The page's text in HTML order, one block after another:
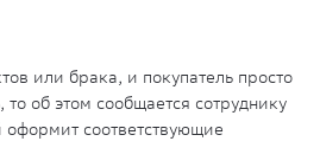
или брака, и покупатель просто
то об этом сообщается сотруднику
оформит соответствующие